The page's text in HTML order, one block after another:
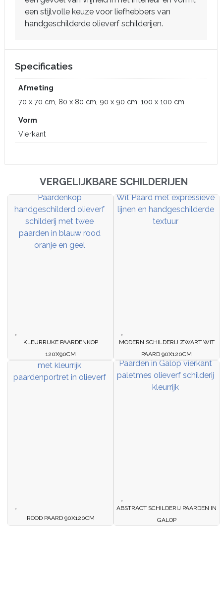
een stijlvolle keuze voor liefhebbers van
handgeschilderde olieverf schilderijen.
Specificaties
Afmeting
70 x 70 cm, 80 x 80 cm, 90 x 90 cm, 100 x 100 cm
Vorm
Vierkant
VERGELIJKBARE SCHILDERIJEN
KLEURRIJKE PAARDENKOP
120X90CM
MODERN SCHILDERIJ ZWART WIT
PAARD 90X120CM
ROOD PAARD 90X120CM
ABSTRACT SCHILDERIJ PAARDEN IN
GALOP